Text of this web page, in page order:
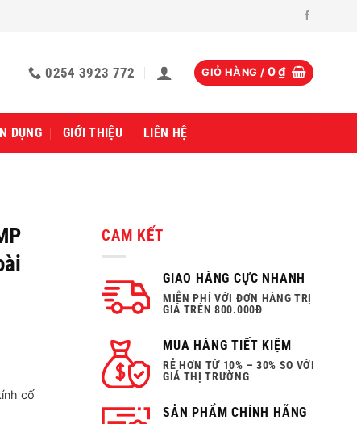
0254 3923 772 GIỎ HÀNG / 0₫
DỤNG GIỚI THIỆU LIÊN HỆ
CAM KẾT
GIAO HÀNG CỰC NHANH
MIỄN PHÍ VỚI ĐƠN HÀNG TRỊ
GIÁ TRÊN 800.000Đ
MUA HÀNG TIẾT KIỆM
RẺ HƠN TỪ 10% – 30% SO VỚI
GIÁ THỊ TRƯỜNG
SẢN PHẨM CHÍNH HÃNG
cố